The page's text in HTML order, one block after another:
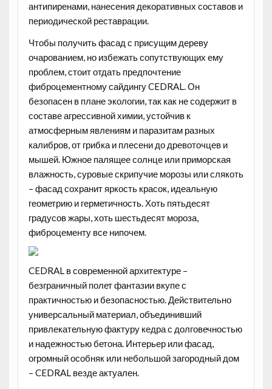
антипиренами, нанесения декоративных составов и
периодической реставрации.
Чтобы получить фасад с присущим дереву
очарованием, но избежать сопутствующих ему
проблем, стоит отдать предпочтение
фиброцементному сайдингу CEDRAL. Он
безопасен в плане экологии, так как не содержит в
составе агрессивной химии, устойчив к
атмосферным явлениям и паразитам разных
калибров, от грибка и плесени до древоточцев и
мышей. Южное палящее солнце или приморская
влажность, суровые скрипучие морозы или слякоть
– фасад сохранит яркость красок, идеальную
геометрию и герметичность. Хоть пятьдесят
градусов жары, хоть шестьдесят мороза,
фиброцементу все нипочем.
CEDRAL в современной архитектуре –
безграничный полет фантазии вкупе с
практичностью и безопасностью. Действительно
универсальный материал, объединивший
привлекательную фактуру кедра с долговечностью
и надежностью бетона. Интерьер или фасад,
огромный особняк или небольшой загородный дом
– CEDRAL везде актуален.